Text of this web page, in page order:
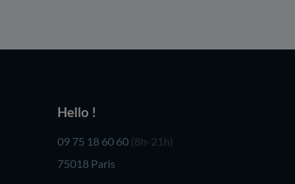
Hello !
09 75 18 60 60 (8h-21h)
75018 Paris